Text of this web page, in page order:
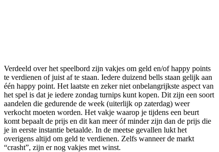
Verdeeld over het speelbord zijn vakjes om geld en/of happy points
te verdienen of juist af te staan. Iedere duizend bells staan gelijk aan
één happy point. Het laatste en zeker niet onbelangrijkste aspect van
het spel is dat je iedere zondag turnips kunt kopen. Dit zijn een soort
aandelen die gedurende de week (uiterlijk op zaterdag) weer
verkocht moeten worden. Het vakje waarop je tijdens een beurt
komt bepaalt de prijs en dit kan meer óf minder zijn dan de prijs die
je in eerste instantie betaalde. In de meetse gevallen lukt het
overigens altijd om geld te verdienen. Zelfs wanneer de markt
“crasht”, zijn er nog vakjes met winst.